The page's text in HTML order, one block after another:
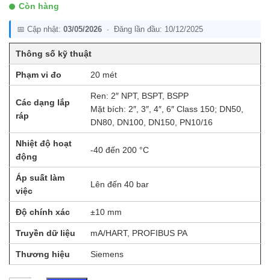
Còn hàng
📅 Cập nhật: 03/05/2026 · Đăng lần đầu: 10/12/2025
Thông số kỹ thuật
Phạm vi đo 20 mét
Các dạng lắp
ráp
Ren: 2″ NPT, BSPT, BSPP
Mặt bích: 2″, 3″, 4″, 6″ Class 150; DN50,
DN80, DN100, DN150, PN10/16
Nhiệt độ hoạt
động
-40 đến 200 °C
Áp suất làm
việc
Lên đến 40 bar
Độ chính xác ±10 mm
Truyền dữ liệu mA/HART, PROFIBUS PA
Thương hiệu Siemens